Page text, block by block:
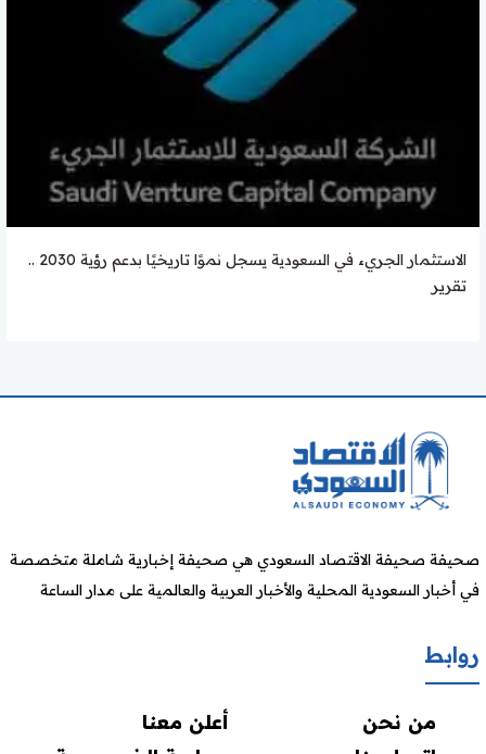
الاستثمار الجريء في السعودية يسجل نموًا تاريخيًا بدعم رؤية 2030 ..
تقرير
صحيفة صحيفة الاقتصاد السعودي هي صحيفة إخبارية شاملة متخصصة
في أخبار السعودية المحلية والأخبار العربية والعالمية على مدار الساعة
روابط
من نحن
أعلن معنا